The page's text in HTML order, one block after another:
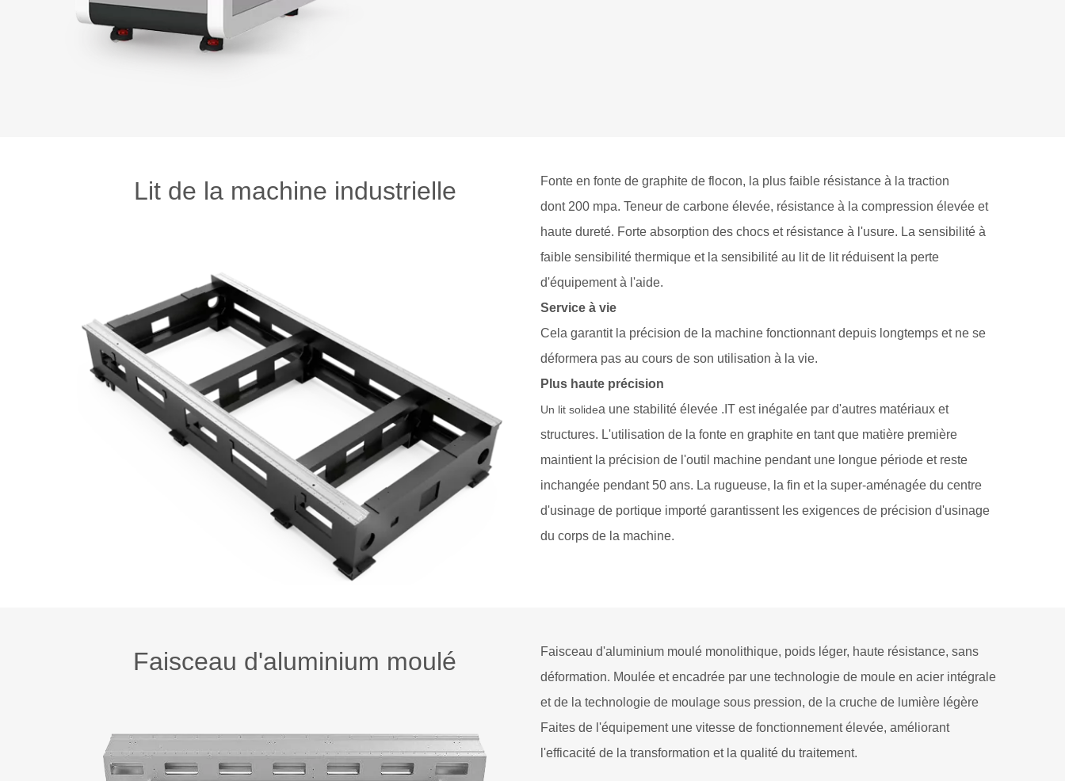
Lit de la machine industrielle
Fonte en fonte de graphite de flocon, la plus faible résistance à la traction
dont 200 mpa. Teneur de carbone élevée, résistance à la compression élevée et
haute dureté. Forte absorption des chocs et résistance à l'usure. La sensibilité à
faible sensibilité thermique et la sensibilité au lit de lit réduisent la perte
d'équipement à l'aide.
Service à vie
Cela garantit la précision de la machine fonctionnant depuis longtemps et ne se
déformera pas au cours de son utilisation à la vie.
Plus haute précision
Un lit solidea une stabilité élevée .IT est inégalée par d'autres matériaux et
structures. L'utilisation de la fonte en graphite en tant que matière première
maintient la précision de l'outil machine pendant une longue période et reste
inchangée pendant 50 ans. La rugueuse, la fin et la super-aménagée du centre
d'usinage de portique importé garantissent les exigences de précision d'usinage
du corps de la machine.
Faisceau d'aluminium moulé
Faisceau d'aluminium moulé monolithique, poids léger, haute résistance, sans
déformation. Moulée et encadrée par une technologie de moule en acier intégrale
et de la technologie de moulage sous pression, de la cruche de lumière légère
Faites de l'équipement une vitesse de fonctionnement élevée, améliorant
l'efficacité de la transformation et la qualité du traitement.